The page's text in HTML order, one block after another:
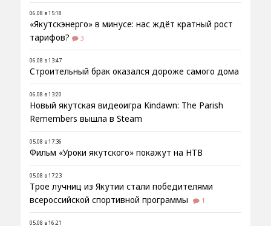
06.08 в 15:18
«Якутскэнерго» в минусе: нас ждёт кратный рост
тарифов?
3
06.08 в 13:47
Строительный брак оказался дороже самого дома
06.08 в 13:20
Новый якутская видеоигра Kindawn: The Parish
Remembers вышла в Steam
05.08 в 17:36
Фильм «Уроки якутского» покажут на НТВ
05.08 в 17:23
Трое лучниц из Якутии стали победителями
всероссийской спортивной программы
1
05.08 в 16:21